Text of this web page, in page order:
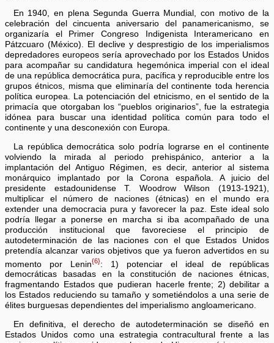
En 1940, en plena Segunda Guerra Mundial, con motivo de la
celebración del cincuenta aniversario del panamericanismo, se
organizaría el Primer Congreso Indigenista Interamericano en
Pátzcuaro (México). El declive y desprestigio de los imperialismos
depredadores europeos sería aprovechado por los Estados Unidos
para acompañar su candidatura hegemónica imperial con el ideal
de una república democrática pura, pacífica y reproducible entre los
grupos étnicos, misma que eliminaría del continente toda herencia
política europea. La potenciación del etnicismo, en el sentido de la
primacía que otorgaban los “pueblos originarios”, fue la estrategia
idónea para buscar una identidad política común para todo el
continente y una desconexión con Europa.
La república democrática solo podría lograrse en el continente
volviendo la mirada al periodo prehispánico, anterior a la
implantación del Antiguo Régimen, es decir, anterior al sistema
monárquico implantado por la Corona española. A juicio del
presidente estadounidense T. Woodrow Wilson (1913-1921),
multiplicar el número de naciones (étnicas) en el mundo era
extender una democracia pura y favorecer la paz. Este ideal solo
podría llegar a ponerse en marcha si iba acompañado de una
producción institucional que favoreciese el principio de
autodeterminación de las naciones con el que Estados Unidos
pretendía alcanzar varios objetivos que ya fueron advertidos en su
momento por Lenin{6}: 1) potenciar el ideal de repúblicas
democráticas basadas en la constitución de naciones étnicas,
fragmentando Estados que pudieran hacerle frente; 2) debilitar a
los Estados reduciendo su tamaño y sometiéndolos a una serie de
élites burguesas dependientes del imperialismo angloamericano.
En definitiva, el derecho de autodeterminación se diseñó en
Estados Unidos como una estrategia contracultural frente a las